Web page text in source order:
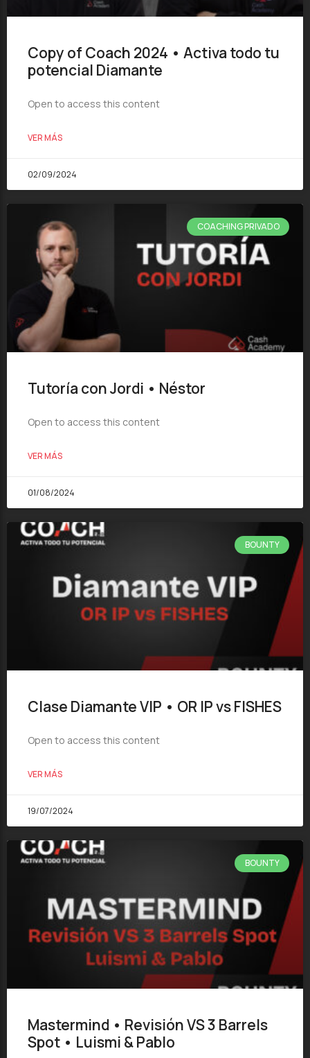
Copy of Coach 2024 • Activa todo tu
potencial Diamante
Open to access this content
VER MÁS
02/09/2024
COACHING PRIVADO
Tutoría con Jordi • Néstor
Open to access this content
VER MÁS
01/08/2024
BOUNTY
Clase Diamante VIP • OR IP vs FISHES
Open to access this content
VER MÁS
19/07/2024
BOUNTY
Mastermind • Revisión VS 3 Barrels
Spot • Luismi & Pablo